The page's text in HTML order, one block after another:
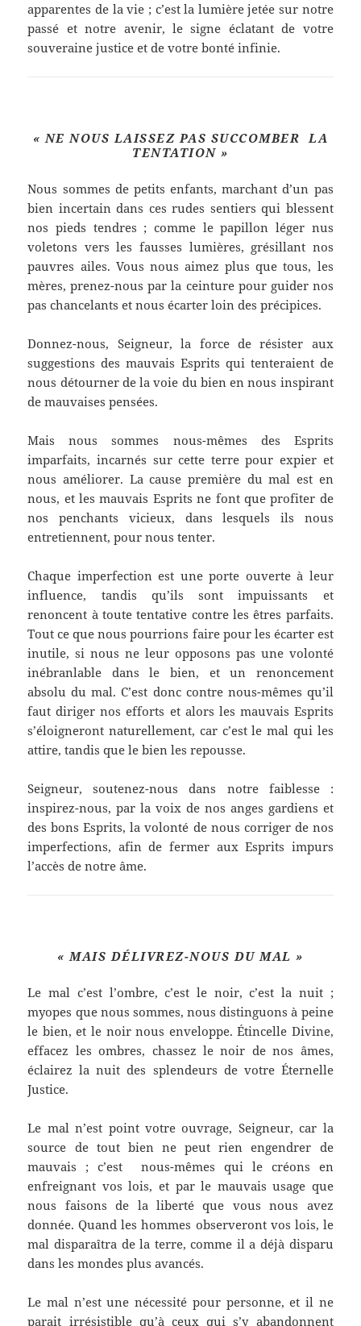
apparentes de la vie ; c’est la lumière jetée sur notre
passé et notre avenir, le signe éclatant de votre
souveraine justice et de votre bonté infinie.
« NE NOUS LAISSEZ PAS SUCCOMBER LA
TENTATION »
Nous sommes de petits enfants, marchant d’un pas
bien incertain dans ces rudes sentiers qui blessent
nos pieds tendres ; comme le papillon léger nus
voletons vers les fausses lumières, grésillant nos
pauvres ailes. Vous nous aimez plus que tous, les
mères, prenez-nous par la ceinture pour guider nos
pas chancelants et nous écarter loin des précipices.
Donnez-nous, Seigneur, la force de résister aux
suggestions des mauvais Esprits qui tenteraient de
nous détourner de la voie du bien en nous inspirant
de mauvaises pensées.
Mais nous sommes nous-mêmes des Esprits
imparfaits, incarnés sur cette terre pour expier et
nous améliorer. La cause première du mal est en
nous, et les mauvais Esprits ne font que profiter de
nos penchants vicieux, dans lesquels ils nous
entretiennent, pour nous tenter.
Chaque imperfection est une porte ouverte à leur
influence, tandis qu’ils sont impuissants et
renoncent à toute tentative contre les êtres parfaits.
Tout ce que nous pourrions faire pour les écarter est
inutile, si nous ne leur opposons pas une volonté
inébranlable dans le bien, et un renoncement
absolu du mal. C’est donc contre nous-mêmes qu’il
faut diriger nos efforts et alors les mauvais Esprits
s’éloigneront naturellement, car c’est le mal qui les
attire, tandis que le bien les repousse.
Seigneur, soutenez-nous dans notre faiblesse :
inspirez-nous, par la voix de nos anges gardiens et
des bons Esprits, la volonté de nous corriger de nos
imperfections, afin de fermer aux Esprits impurs
l’accès de notre âme.
« MAIS DÉLIVREZ-NOUS DU MAL »
Le mal c’est l’ombre, c’est le noir, c’est la nuit ;
myopes que nous sommes, nous distinguons à peine
le bien, et le noir nous enveloppe. Étincelle Divine,
effacez les ombres, chassez le noir de nos âmes,
éclairez la nuit des splendeurs de votre Éternelle
Justice.
Le mal n’est point votre ouvrage, Seigneur, car la
source de tout bien ne peut rien engendrer de
mauvais ; c’est nous-mêmes qui le créons en
enfreignant vos lois, et par le mauvais usage que
nous faisons de la liberté que vous nous avez
donnée. Quand les hommes observeront vos lois, le
mal disparaîtra de la terre, comme il a déjà disparu
dans les mondes plus avancés.
Le mal n’est une nécessité pour personne, et il ne
parait irrésistible qu’à ceux qui s’y abandonnent